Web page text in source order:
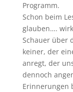
Programm.
Schon beim
glauben….
Schauer über
keiner, der
anregt, der
dennoch
Erinnerungen